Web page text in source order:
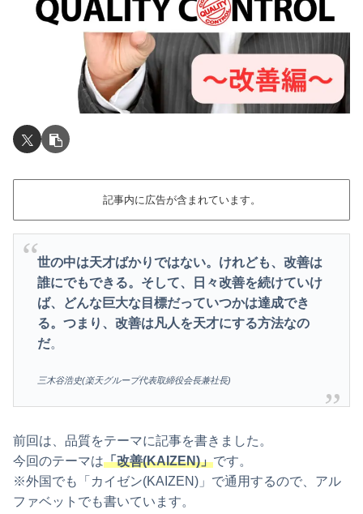
記事内に広告が含まれています。
世の中は天才ばかりではない。けれども、改善は
誰にでもできる。そして、日々改善を続けていけ
ば、どんな巨大な目標だっていつかは達成でき
る。つまり、改善は凡人を天才にする方法なの
だ。
三木谷浩史(楽天グループ代表取締役会長兼社長)
前回は、品質をテーマに記事を書きました。
今回のテーマは「改善(KAIZEN)」です。
※外国でも「カイゼン(KAIZEN)」で通用するので、アル
ファベットでも書いています。